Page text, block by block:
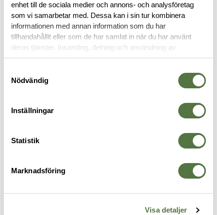
enhet till de sociala medier och annons- och analysföretag
som vi samarbetar med. Dessa kan i sin tur kombinera
informationen med annan information som du har
tillhandahållit eller som de har samlat in när du har använt
deras tjänster. Insamling, delning och användning av
personuppgifter kan användas för personalisering av
Nödvändig
Inställningar
Statistik
Marknadsföring
Visa detaljer
OM VARUMÄRKET
FIXITSTICKS FIXITSTICKS